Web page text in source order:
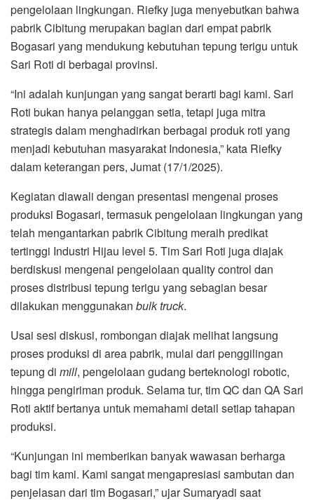
pengelolaan lingkungan. Riefky juga menyebutkan bahwa
pabrik Cibitung merupakan bagian dari empat pabrik
Bogasari yang mendukung kebutuhan tepung terigu untuk
Sari Roti di berbagai provinsi.
“Ini adalah kunjungan yang sangat berarti bagi kami. Sari
Roti bukan hanya pelanggan setia, tetapi juga mitra
strategis dalam menghadirkan berbagai produk roti yang
menjadi kebutuhan masyarakat Indonesia,” kata Riefky
dalam keterangan pers, Jumat (17/1/2025).
Kegiatan diawali dengan presentasi mengenai proses
produksi Bogasari, termasuk pengelolaan lingkungan yang
telah mengantarkan pabrik Cibitung meraih predikat
tertinggi Industri Hijau level 5. Tim Sari Roti juga diajak
berdiskusi mengenai pengelolaan quality control dan
proses distribusi tepung terigu yang sebagian besar
dilakukan menggunakan bulk truck.
Usai sesi diskusi, rombongan diajak melihat langsung
proses produksi di area pabrik, mulai dari penggilingan
tepung di mill, pengelolaan gudang berteknologi robotic,
hingga pengiriman produk. Selama tur, tim QC dan QA Sari
Roti aktif bertanya untuk memahami detail setiap tahapan
produksi.
“Kunjungan ini memberikan banyak wawasan berharga
bagi tim kami. Kami sangat mengapresiasi sambutan dan
penjelasan dari tim Bogasari,” ujar Sumaryadi saat